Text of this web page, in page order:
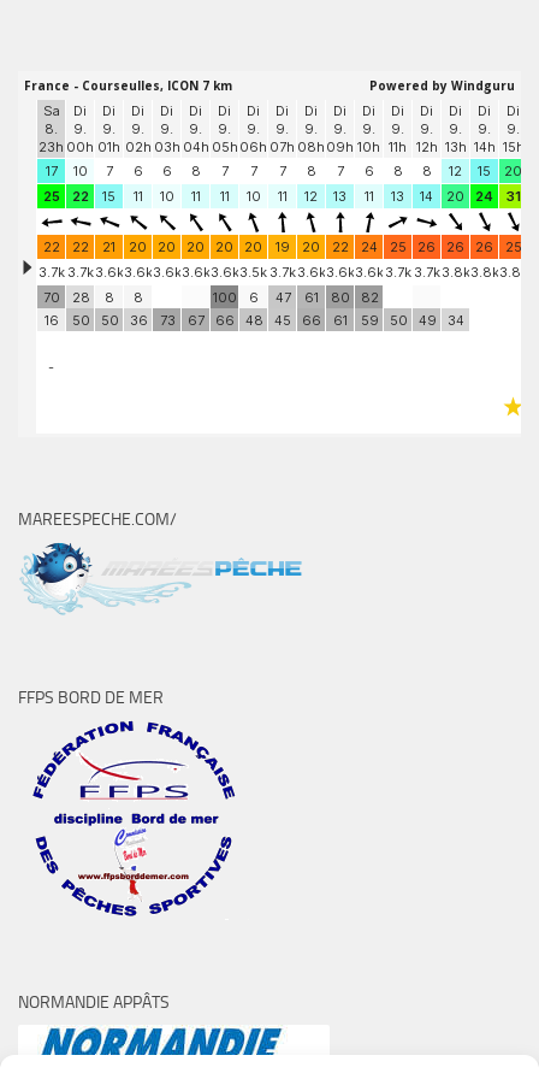
MAREESPECHE.COM/
FFPS BORD DE MER
NORMANDIE APPÂTS